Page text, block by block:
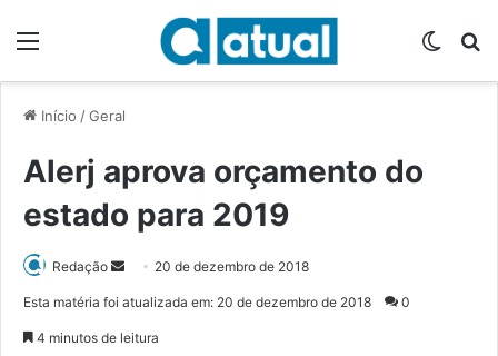
Início /Geral
Alerj aprova orçamento do
estado para 2019
Redação
d
20 de dezembro de 2018
Esta matéria foi atualizada em: 20 de dezembro de 2018 0
4 minutos de leitura